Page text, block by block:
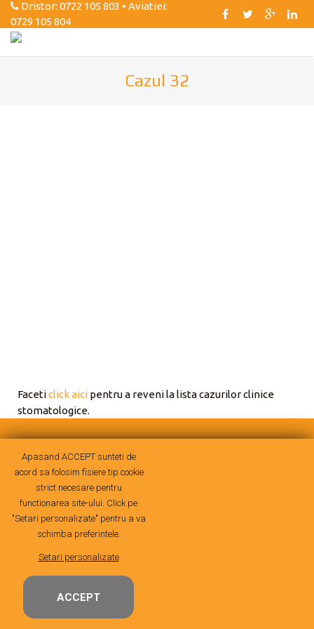
Dristor: 0722 105 803 • Aviatiei:
0729 105 804
Cazul 32
Faceticlick aici pentru a reveni la lista cazurilor clinice
stomatologice.
Promovare web realizate de MagicServ
Politica de confidentialitate / Politica cookie / GDPR
Apasand ACCEPT sunteti de
acord sa folosim fisiere tip cookie
strict necesare pentru
functionarea site-ului. Click pe
"Setari personalizate" pentru a va
schimba preferintele.
Setari personalizate
ACCEPT